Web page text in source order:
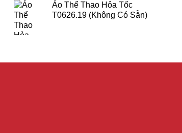
Áo Thể Thao Hỏa Tốc
T0626.19 (Không Có Sẵn)